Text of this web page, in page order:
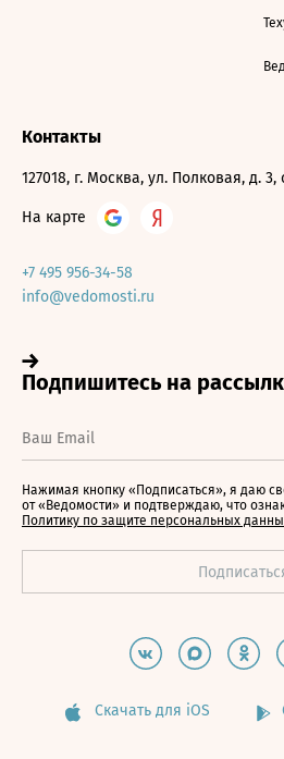
Контакты
127018, г. Москва, ул. Полковая, д. 3,
На карте
+7 495 956-34-58
info@vedomosti.ru
Нажимая кнопку «Подписаться», я даю
от «Ведомости» и подтверждаю, что
Политику по защите персональных
Скачать для iOS